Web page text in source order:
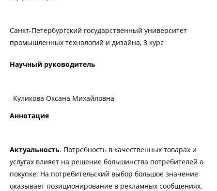
Санкт-Петербургский государственный университет
промышленных технологий и дизайна, 3 курс
Научный руководитель
Куликова Оксана Михайловна
Аннотация
Актуальность. Потребность в качественных товарах и
услугах влияет на решение большинства потребителей о
покупке. На потребительский выбор большое значение
оказывает позиционирование в рекламных сообщениях.